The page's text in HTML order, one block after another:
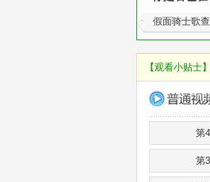
假面骑士歌
【观看小贴士
第
第